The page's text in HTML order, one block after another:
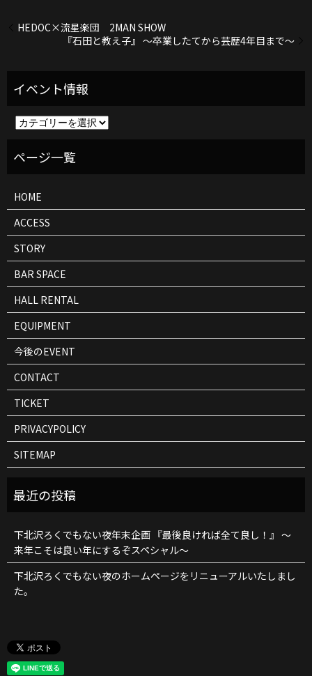
HEDOC×流星楽団 2MAN SHOW
『石田と教え子』 ～卒業したてから芸歴4年目まで～
イ
ト
HOME
ACCESS
STORY
BAR SPACE
HALL RENTAL
EQUIPMENT
今後のEVENT
CONTACT
TICKET
PRIVACYPOLICY
SITEMAP
下北沢ろくでもない夜年末企画 『最後良ければ全て良し！』 ～
来年こそは良い年にするぞスペシャル～
下北沢ろくでもない夜のホームページをリニューアルいたしまし
た。